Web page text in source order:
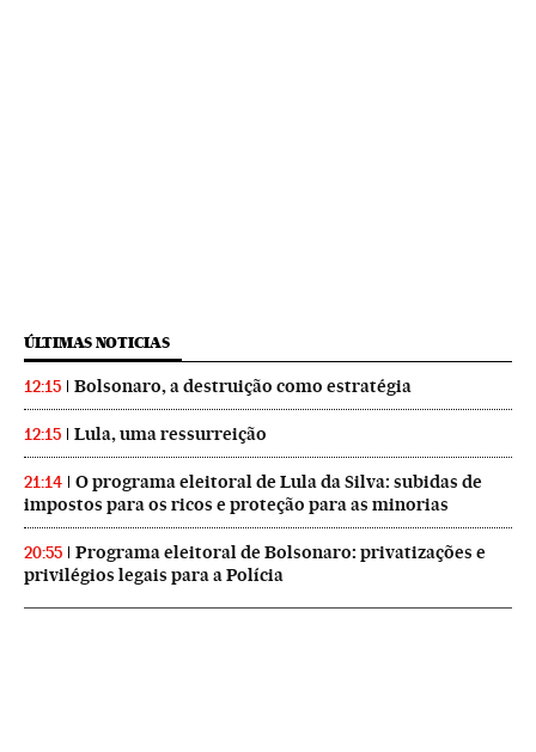
ÚLTIMAS NOTICIAS
12:15 Bolsonaro, a destruição como estratégia
12:15 Lula, uma ressurreição
21:14
O programa eleitoral de Lula da Silva: subidas de
impostos para os ricos e proteção para as minorias
20:55
Programa eleitoral de Bolsonaro: privatizações e
privilégios legais para a Polícia